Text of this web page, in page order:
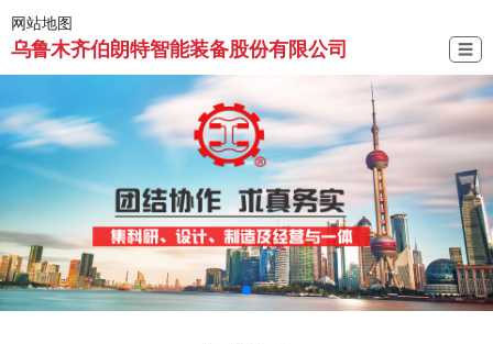
网站地图
乌鲁木齐伯朗特智能装备股份有限公司 ☰